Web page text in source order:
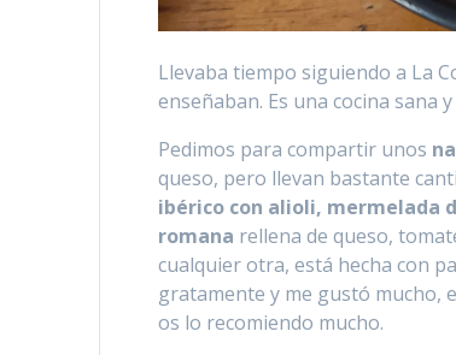
Llevaba tiempo siguiendo a La
enseñaban. Es una cocina sana
Pedimos para compartir unos
queso, pero llevan bastante
ibérico con alioli, mermelada
romana rellena de queso,
cualquier otra, está hecha con
gratamente y me gustó mucho,
os lo recomiendo mucho.